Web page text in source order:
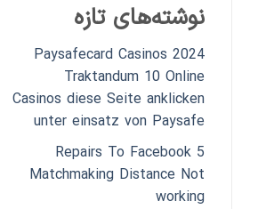
نوشته‌های تازه
Paysafecard Casinos 2024
Traktandum 10 Online
Casinos diese Seite anklicken
unter einsatz von Paysafe
5 Repairs To Facebook
Matchmaking Distance Not
working